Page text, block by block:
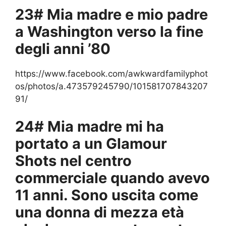
23# Mia madre e mio padre
a Washington verso la fine
degli anni ’80
https://www.facebook.com/awkwardfamilyphot
os/photos/a.473579245790/101581707843207
91/
24# Mia madre mi ha
portato a un Glamour
Shots nel centro
commerciale quando avevo
11 anni. Sono uscita come
una donna di mezza età